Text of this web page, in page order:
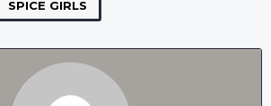
SPICE GIRLS